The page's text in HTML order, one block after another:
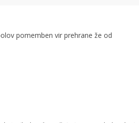
pomemben vir prehrane že od